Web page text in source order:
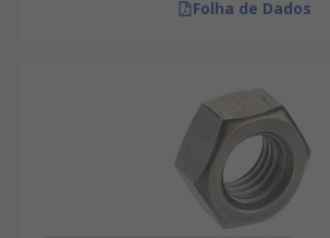
Folha de Dados